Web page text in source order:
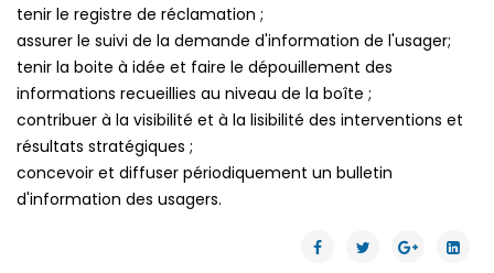
tenir le registre de réclamation ;
assurer le suivi de la demande d'information de l'usager;
tenir la boite à idée et faire le dépouillement des
informations recueillies au niveau de la boîte ;
contribuer à la visibilité et à la lisibilité des interventions et
résultats stratégiques ;
concevoir et diffuser périodiquement un bulletin
d'information des usagers.